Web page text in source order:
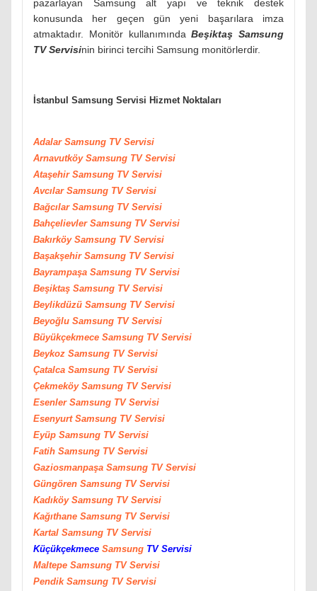
pazarlayan Samsung alt yapı ve teknik destek
konusunda her geçen gün yeni başarılara imza
atmaktadır. Monitör kullanımındaBeşiktaş Samsung
TV Servisinin birinci tercihi Samsung monitörlerdir.
İstanbul Samsung Servisi Hizmet Noktaları
Adalar Samsung TV Servisi
Arnavutköy Samsung TV Servisi
Ataşehir Samsung TV Servisi
Avcılar Samsung TV Servisi
Bağcılar Samsung TV Servisi
Bahçelievler Samsung TV Servisi
Bakırköy Samsung TV Servisi
Başakşehir Samsung TV Servisi
Bayrampaşa Samsung TV Servisi
Beşiktaş Samsung TV Servisi
Beylikdüzü Samsung TV Servisi
Beyoğlu Samsung TV Servisi
Büyükçekmece Samsung TV Servisi
Beykoz Samsung TV Servisi
Çatalca Samsung TV Servisi
Çekmeköy Samsung TV Servisi
Esenler Samsung TV Servisi
Esenyurt Samsung TV Servisi
Eyüp Samsung TV Servisi
Fatih Samsung TV Servisi
Gaziosmanpaşa Samsung TV Servisi
Güngören Samsung TV Servisi
Kadıköy Samsung TV Servisi
Kağıthane Samsung TV Servisi
Kartal Samsung TV Servisi
Küçükçekmece Samsung TV Servisi
Maltepe Samsung TV Servisi
Pendik Samsung TV Servisi